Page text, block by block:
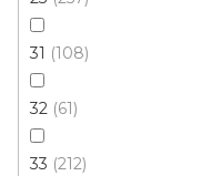
31 108
32 61
33 212
Vinylová podlaha
15661-3